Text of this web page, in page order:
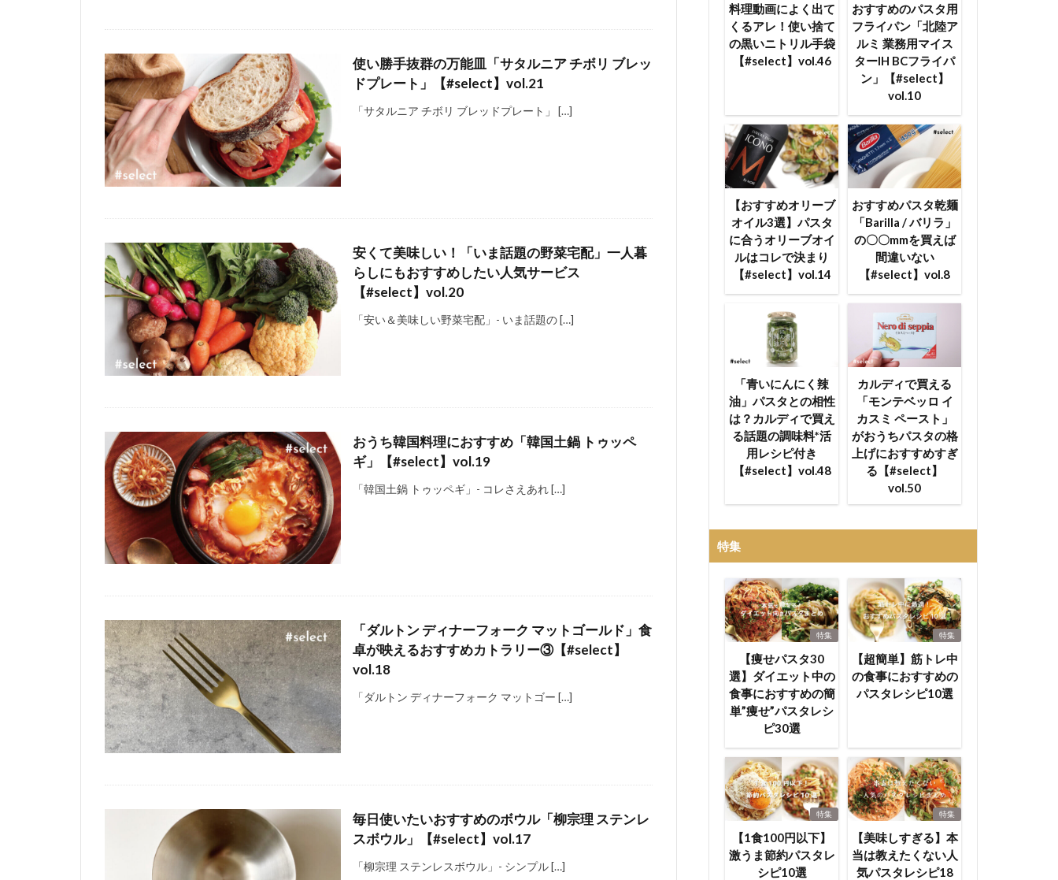
使い勝手抜群の万能皿「サタルニア チボリ ブレッ
ドプレート」【#select】vol.21
「サタルニア チボリ ブレッドプレート」 […]
安くて美味しい！「いま話題の野菜宅配」一人暮
らしにもおすすめしたい人気サービス
【#select】vol.20
「安い＆美味しい野菜宅配」- いま話題の […]
おうち韓国料理におすすめ「韓国土鍋 トゥッペ
ギ」【#select】vol.19
「韓国土鍋 トゥッペギ」- コレさえあれ […]
「ダルトン ディナーフォーク マットゴールド」食
卓が映えるおすすめカトラリー③【#select】
vol.18
「ダルトン ディナーフォーク マットゴー […]
毎日使いたいおすすめのボウル「柳宗理 ステンレ
スボウル」【#select】vol.17
「柳宗理 ステンレスボウル」- シンプル […]
料理動画によく出て
くるアレ！使い捨て
の黒いニトリル手袋
【#select】vol.46
おすすめのパスタ用
フライパン「北陸ア
ルミ 業務用マイス
ターIH BCフライパ
ン」【#select】
vol.10
【おすすめオリーブ
オイル3選】パスタ
に合うオリーブオイ
ルはコレで決まり
【#select】vol.14
おすすめパスタ乾麺
「Barilla / バリラ」
の〇〇mmを買えば
間違いない
【#select】vol.8
「青いにんにく辣
油」パスタとの相性
は？カルディで買え
る話題の調味料*活
用レシピ付き
【#select】vol.48
カルディで買える
「モンテベッロ イ
カスミ ペースト」
がおうちパスタの格
上げにおすすめすぎ
る【#select】
vol.50
特集
特集
【痩せパスタ30
選】ダイエット中の
食事におすすめの簡
単”痩せ”パスタレシ
ピ30選
特集
【超簡単】筋トレ中
の食事におすすめの
パスタレシピ10選
特集
【1食100円以下】
激うま節約パスタレ
シピ10選
特集
【美味しすぎる】本
当は教えたくない人
気パスタレシピ18